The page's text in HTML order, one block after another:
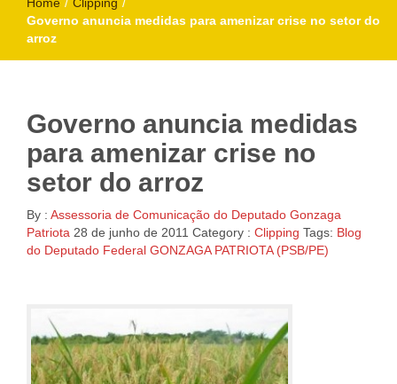
Governo anuncia medidas para amenizar crise no setor do
arroz
Governo anuncia medidas
para amenizar crise no
setor do arroz
By : Assessoria de Comunicação do Deputado Gonzaga
Patriota 28 de junho de 2011 Category : Clipping Tags: Blog
do Deputado Federal GONZAGA PATRIOTA (PSB/PE)